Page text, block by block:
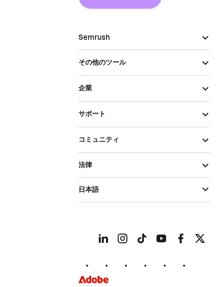
Semrush
その他のツール
企業
サポート
コミュニティ
法律
日本語